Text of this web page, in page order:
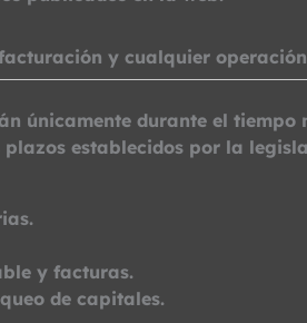
y cualquier
únicamente durante el
establecidos por la
y facturas.
de capitales.